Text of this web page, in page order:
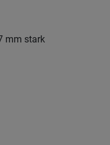
mm stark